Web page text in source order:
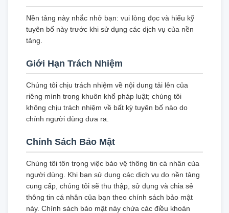
Nền tảng này nhắc nhở bạn: vui lòng đọc và hiểu kỹ
tuyên bố này trước khi sử dụng các dịch vụ của nền
tảng.
Giới Hạn Trách Nhiệm
Chúng tôi chịu trách nhiệm về nội dung tải lên của
riêng mình trong khuôn khổ pháp luật; chúng tôi
không chịu trách nhiệm về bất kỳ tuyên bố nào do
chính người dùng đưa ra.
Chính Sách Bảo Mật
Chúng tôi tôn trọng việc bảo vệ thông tin cá nhân của
người dùng. Khi bạn sử dụng các dịch vụ do nền tảng
cung cấp, chúng tôi sẽ thu thập, sử dụng và chia sẻ
thông tin cá nhân của bạn theo chính sách bảo mật
này. Chính sách bảo mật này chứa các điều khoản